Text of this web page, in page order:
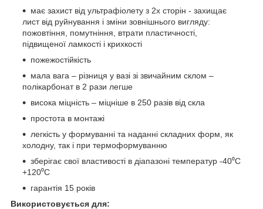
має захист від ультрафіолету з 2х сторін - захищає
лист від руйнування і зміни зовнішнього вигляду:
пожовтіння, помутніння, втрати пластичності,
підвищеної ламкості і крихкості
пожежостійкість
мала вага – різниця у вазі зі звичайним склом –
полікарбонат в 2 рази легше
висока міцність – міцніше в 250 разів від скла
простота в монтажі
легкість у формуванні та наданні складних форм, як
холодну, так і при термоформуванню
зберігає свої властивості в діапазоні температур -40⁰С
+120⁰С
гарантія 15 років
Використовується для: